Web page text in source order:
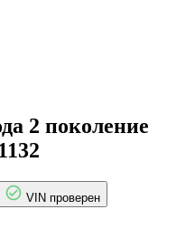
2 поколение
VIN проверен